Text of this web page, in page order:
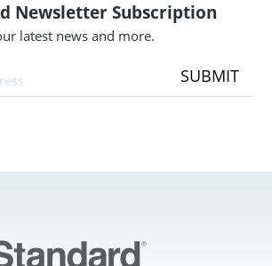
Newsletter Subscription
latest news and more.
SUBMIT